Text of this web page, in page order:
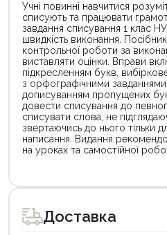
Учні повинні навчитися
списують та працювати
завдання списування 1 клас
швидкість виконання.
контрольної роботи за
виставляти оцінки. Вправи
підкресленням букв,
з орфографічними
дописуванням пропущених
довести списування до
списувати слова, не
звертаючись до нього тільки
написання. Видання
на уроках та самостійної
товар
для
покупки
товар
для
покупкиДоставка